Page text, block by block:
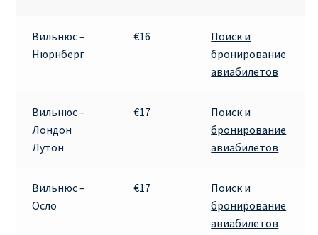
ДЕШЕВЫЕ АВИАБИЛЕТЫ В ПАРИЖ
ИНФОРМАЦИЯ ДЛЯ ПАССАЖИРОВ
ВЫБОР И БРОНИРОВАНИЯ МЕСТ В RYANAIR
ЗАДЕРЖКА, ОТМЕНА, ПЕРЕНОС РЕЙСОВ RYANAIR
Вильнюс –
Нюрнберг
€16
Поиск и
бронирование
авиабилетов
Вильнюс –
Лондон
Лутон
€17
Поиск и
бронирование
авиабилетов
Вильнюс –
Осло
€17
Поиск и
бронирование
авиабилетов